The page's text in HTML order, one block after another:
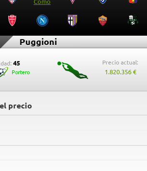
Puggioni
45
Portero
Precio actual:
1.820.356 €
precio